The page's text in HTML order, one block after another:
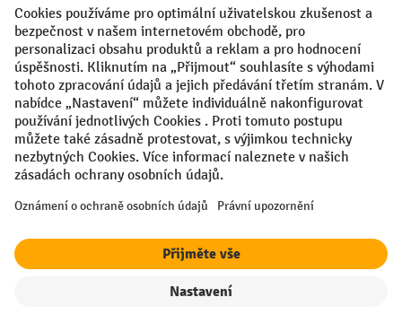
vozíky
Plošinové vozíky jsou určeny pro snadnou přepravu těžkých a
objemných předmětů a hodí se všude tam, kde by bylo ruční
přenášení těžkých předmětů na delší vzdálenosti nebezpečné
nebo zbytečně příliš fyzicky namáhavé. Pokud jde o
usnadnění práce ve skladu nebo na půdě průmyslového
závodu, mnozí z nás často přehlížejí základní příslušenství a
vymožeností. Správné vybavení pro manipulaci s materiálem,
jako plošinový nebo jiný vozík a jejich varianty, mohou být v
továrnách, skladech, školách, restauracích, stavbách a